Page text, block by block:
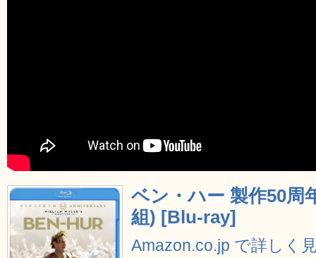
ベン・ハー 製作50周
組) [Blu-ray]
Amazon.co.jp で詳しく